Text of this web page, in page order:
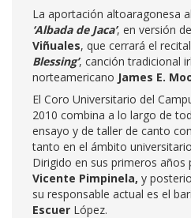
La aportación altoaragonesa
‘Albada de Jaca’, en versión
Viñuales, que cerrará el
Blessing’, canción tradicional
norteamericano James E.
El Coro Universitario del
2010 combina a lo largo de
ensayo y de taller de canto
tanto en el ámbito
Dirigido en sus primeros años
Vicente Pimpinela, y
su responsable actual es el
Escuer López.